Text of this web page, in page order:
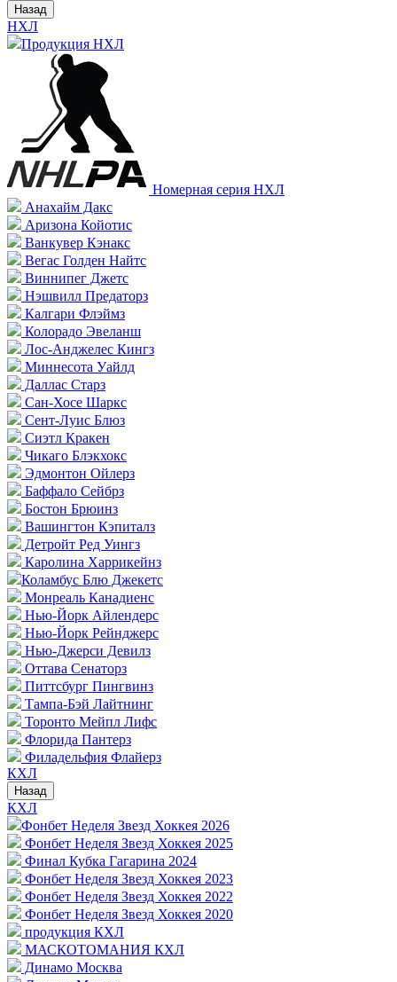
Назад
НХЛ
Продукция НХЛ
Номерная серия НХЛ
Анахайм Дакс
Аризона Койотис
Ванкувер Кэнакс
Вегас Голден Найтс
Виннипег Джетс
Нэшвилл Предаторз
Калгари Флэймз
Колорадо Эвеланш
Лос-Анджелес Кингз
Миннесота Уайлд
Даллас Старз
Сан-Хосе Шаркс
Сент-Луис Блюз
Сиэтл Кракен
Чикаго Блэкхокс
Эдмонтон Ойлерз
Баффало Сейбрз
Бостон Брюинз
Вашингтон Кэпиталз
Детройт Ред Уингз
Каролина Харрикейнз
Коламбус Блю Джекетс
Монреаль Канадиенс
Нью-Йорк Айлендерс
Нью-Йорк Рейнджерс
Нью-Джерси Девилз
Оттава Сенаторз
Питтсбург Пингвинз
Тампа-Бэй Лайтнинг
Торонто Мейпл Лифс
Флорида Пантерз
Филадельфия Флайерз
КХЛ
Назад
КХЛ
Фонбет Неделя Звезд Хоккея 2026
Фонбет Неделя Звезд Хоккея 2025
Финал Кубка Гагарина 2024
Фонбет Неделя Звезд Хоккея 2023
Фонбет Неделя Звезд Хоккея 2022
Фонбет Неделя Звезд Хоккея 2020
продукция КХЛ
МАСКОТОМАНИЯ КХЛ
Динамо Москва